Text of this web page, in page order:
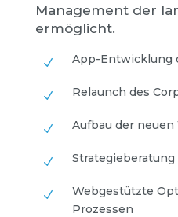
Management der
ermöglicht.
N App-Entwicklung
N Relaunch des
N Aufbau der neuen
N Strategieberatung
N
Webgestützte
Prozessen